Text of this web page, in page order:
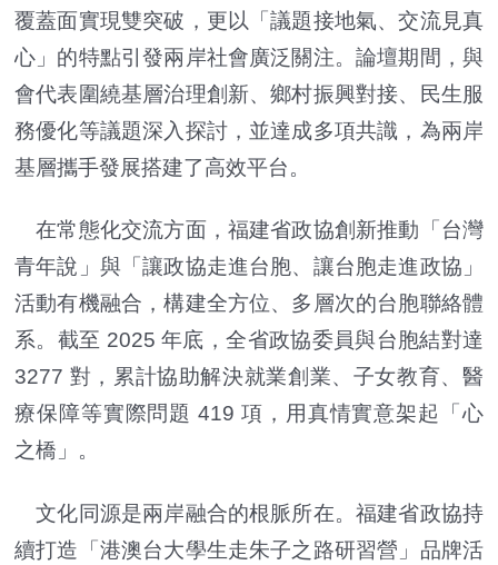
覆蓋面實現雙突破，更以「議題接地氣、交流見真
心」的特點引發兩岸社會廣泛關注。論壇期間，與
會代表圍繞基層治理創新、鄉村振興對接、民生服
務優化等議題深入探討，並達成多項共識，為兩岸
基層攜手發展搭建了高效平台。
在常態化交流方面，福建省政協創新推動「台灣
青年說」與「讓政協走進台胞、讓台胞走進政協」
活動有機融合，構建全方位、多層次的台胞聯絡體
系。截至 2025 年底，全省政協委員與台胞結對達
3277 對，累計協助解決就業創業、子女教育、醫
療保障等實際問題 419 項，用真情實意架起「心
之橋」。
文化同源是兩岸融合的根脈所在。福建省政協持
續打造「港澳台大學生走朱子之路研習營」品牌活